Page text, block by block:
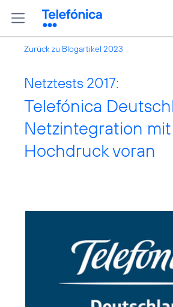
Zurück zu Blogartikel 2023
Netztests 2017:
Telefónica
Netzintegration mit
Hochdruck voran